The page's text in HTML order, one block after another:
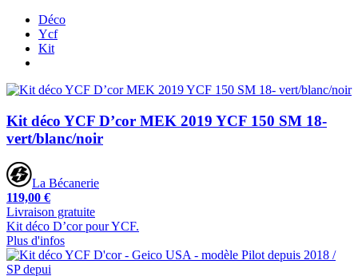
Déco
Ycf
Kit
Kit déco YCF D’cor MEK 2019 YCF 150 SM 18-
vert/blanc/noir
La Bécanerie
119,00 €
Livraison gratuite
Kit déco D’cor pour YCF.
Plus d'infos